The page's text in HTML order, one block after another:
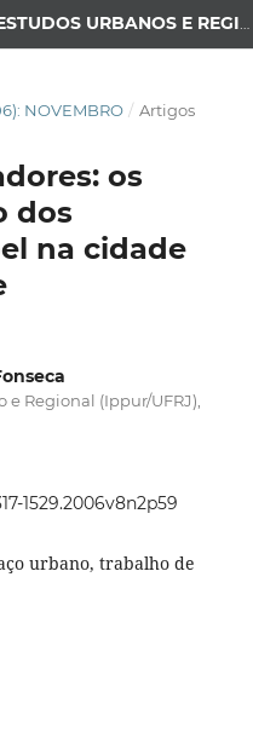
NOVEMBRO / Artigos
os
dos
na cidade
Regional (Ippur/UFRJ),
1529.2006v8n2p59
urbano, trabalho de